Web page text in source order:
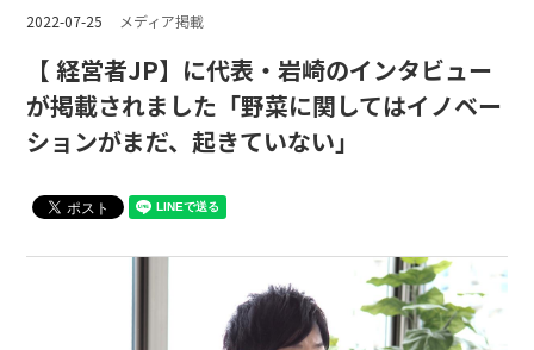
2022-07-25 メディア掲載
【 経営者JP】に代表・岩崎のインタビュー
が掲載されました「野菜に関してはイノベー
ションがまだ、起きていない」